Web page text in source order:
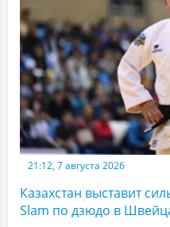
21:12, 7 августа 2026
Казахстан выставит
Slam по дзюдо в